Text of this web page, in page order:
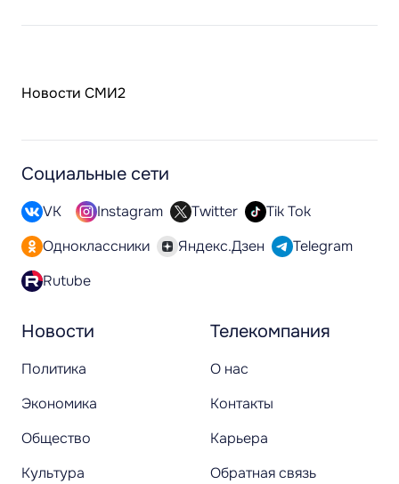
Новости СМИ2
Новости
Политика
Экономика
Общество
Культура
Телекомпания
О нас
Контакты
Карьера
Обратная связь
Социальные сети
VK Instagram Twitter
Tik Tok
Одноклассники
Яндекс.Дзен
Telegram
Rutube